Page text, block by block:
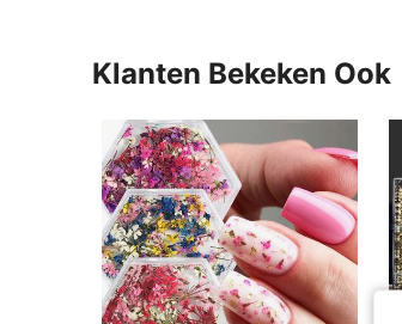
Klanten Bekeken Ook